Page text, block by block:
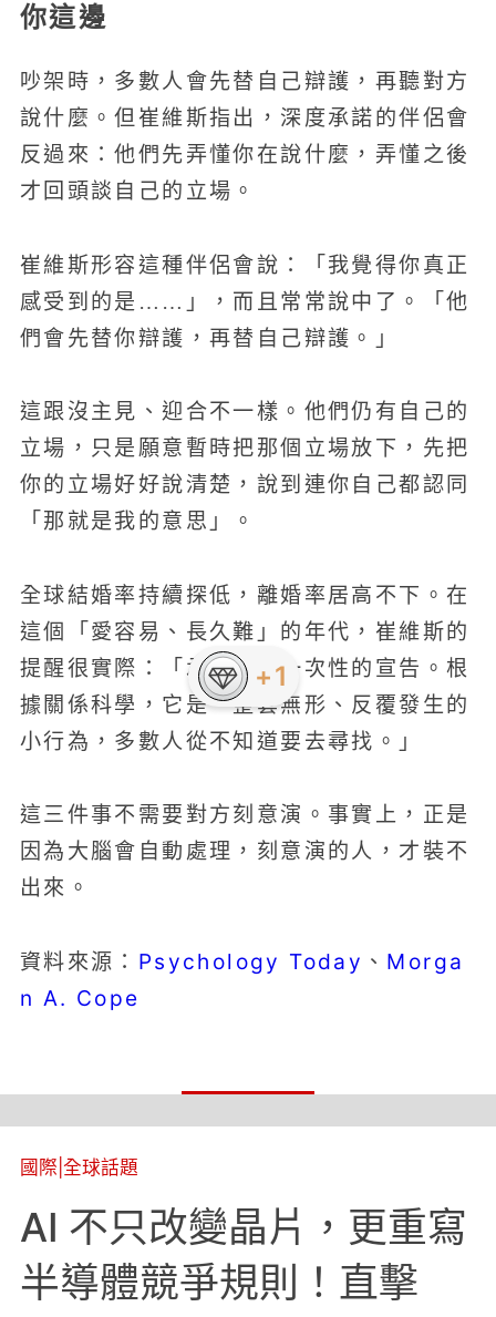
你這邊
吵架時，多數人會先替自己辯護，再聽對方
說什麼。但崔維斯指出，深度承諾的伴侶會
反過來：他們先弄懂你在說什麼，弄懂之後
才回頭談自己的立場。
崔維斯形容這種伴侶會說：「我覺得你真正
感受到的是……」，而且常常說中了。「他
們會先替你辯護，再替自己辯護。」
這跟沒主見、迎合不一樣。他們仍有自己的
立場，只是願意暫時把那個立場放下，先把
你的立場好好說清楚，說到連你自己都認同
「那就是我的意思」。
全球結婚率持續探低，離婚率居高不下。在
這個「愛容易、長久難」的年代，崔維斯的
提醒很實際：「承諾不是一次性的宣告。根
據關係科學，它是一整套無形、反覆發生的
小行為，多數人從不知道要去尋找。」
這三件事不需要對方刻意演。事實上，正是
因為大腦會自動處理，刻意演的人，才裝不
出來。
資料來源： Psychology Today 、 Morga
n A. Cope
國際 全球話題
AI 不只改變晶片，更重寫
半導體競爭規則！直擊
+1